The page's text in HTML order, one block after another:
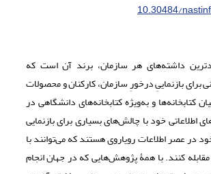
10.30484/
داشته‌های هر سازمان، برند آن است که
برای بازنماییِ درخورِ سازمان، کارکنان و محصولات
کتابخانه‌ها و به‌ویژه کتابخانه‌های دانشگاهی در
اطلاعاتی خود با چالش‌های بسیاری برای بازنمایی
در عصر اطلاعات رویاروی هستند که می‌توانند با
برندسازی با آن‌ها مقابله کنند. با همۀ پژوهش‎‌‌‌هایی که در جهان انجام